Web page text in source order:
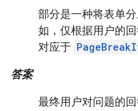
部分是一种将表单
如，仅根据用户的
对应于
答案
最终用户对问题的